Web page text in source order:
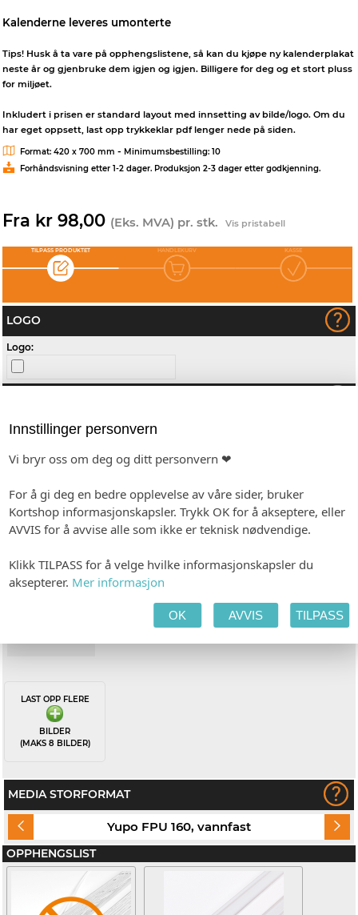
Kalenderne leveres umonterte
Tips! Husk å ta vare på opphengslistene, så kan du kjøpe ny kalenderplakat
neste år og gjenbruke dem igjen og igjen. Billigere for deg og et stort pluss
for miljøet.
Inkludert i prisen er standard layout med innsetting av bilde/logo. Om du
har eget oppsett, last opp trykkeklar pdf lenger nede på siden.
Format: 420 x 700 mm - Minimumsbestilling: 10
Forhåndsvisning etter 1-2 dager. Produksjon 2-3 dager etter godkjenning.
Fra kr 98,00 (Eks. MVA) pr. stk. Vis pristabell
TILPASS PRODUKTET HANDLEKURV KASSE
LOGO
Logo:
Trykkeklar pdf:
Opplastede bilder plasseres etter følgende merking:
Bilde
LAST OPP FLERE
BILDER
(MAKS 8 BILDER)
MEDIA STORFORMAT
Yupo FPU 160, vannfast
OPPHENGSLIST
Innstillinger personvern
Vi bryr oss om deg og ditt personvern ❤
For å gi deg en bedre opplevelse av våre sider, bruker
Kortshop informasjonskapsler. Trykk OK for å akseptere, eller
AVVIS for å avvise alle som ikke er teknisk nødvendige.
Klikk TILPASS for å velge hvilke informasjonskapsler du
aksepterer. Mer informasjon
OK AVVIS TILPASS